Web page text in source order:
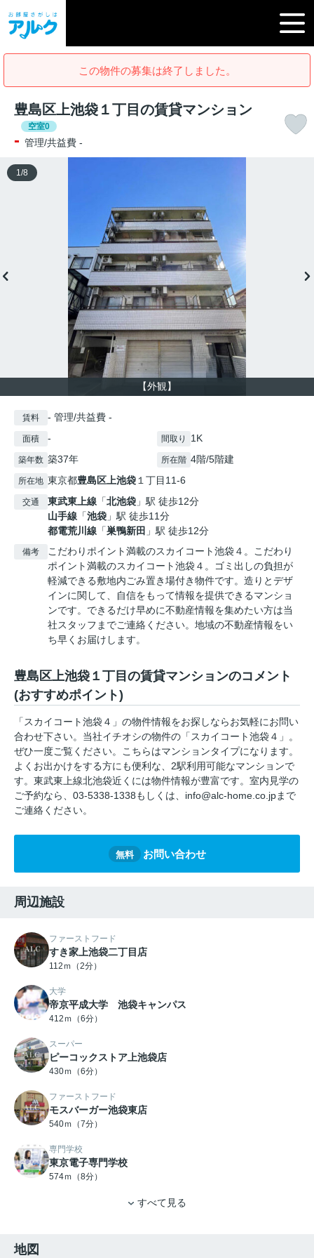
この物件の募集は終了しました。
豊島区上池袋１丁目の賃貸マンション
空室0
- 管理/共益費 -
【外観】
1 /8
賃料 - 管理/共益費 -
面積 - 間取り 1K
築年数 築37年 所在階 4階/5階建
所在地 東京都豊島区 上池袋 １丁目11-6
交通 東武東上線 「北池袋 」駅 徒歩12分
山手線 「池袋 」駅 徒歩11分
都電荒川線 「巣鴨新田 」駅 徒歩12分
備考
こだわりポイント満載のスカイコート池袋４。こだわり
ポイント満載のスカイコート池袋４。ゴミ出しの負担が
軽減できる敷地内ごみ置き場付き物件です。造りとデザ
インに関して、自信をもって情報を提供できるマンショ
ンです。できるだけ早めに不動産情報を集めたい方は当
社スタッフまでご連絡ください。地域の不動産情報をい
ち早くお届けします。
豊島区上池袋１丁目の賃貸マンションのコメント
(おすすめポイント)
「スカイコート池袋４」の物件情報をお探しならお気軽にお問い
合わせ下さい。当社イチオシの物件の「スカイコート池袋４」。
ぜひ一度ご覧ください。こちらはマンションタイプになります。
よくお出かけをする方にも便利な、2駅利用可能なマンションで
す。東武東上線北池袋近くには物件情報が豊富です。室内見学の
ご予約なら、03-5338-1338もしくは、info@alc-home.co.jpまで
ご連絡ください。
無料 お問い合わせ
周辺施設
ファーストフード
すき家上池袋二丁目店
112ｍ（2分）
大学
帝京平成大学 池袋キャンパス
412ｍ（6分）
スーパー
ピーコックストア上池袋店
430ｍ（6分）
ファーストフード
モスバーガー池袋東店
540ｍ（7分）
専門学校
東京電子専門学校
574ｍ（8分）
すべて見る
地図